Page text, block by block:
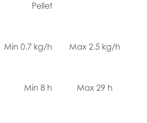
Pellet
Min 0.7 kg/h
Min 8 h
Max 2.5 kg/h
Max 29 h